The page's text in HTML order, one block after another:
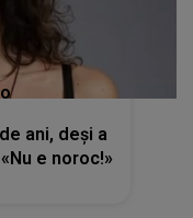
ani, deși a
e noroc!»